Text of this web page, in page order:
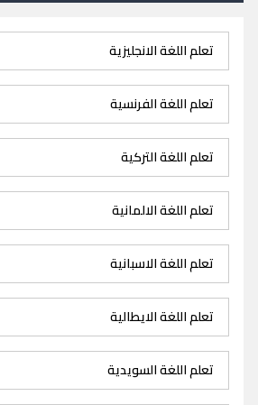
تعلم اللغة الانجليزية
تعلم اللغة الفرنسية
تعلم اللغة التركية
تعلم اللغة الالمانية
تعلم اللغة الاسبانية
تعلم اللغة الايطالية
تعلم اللغة السويدية